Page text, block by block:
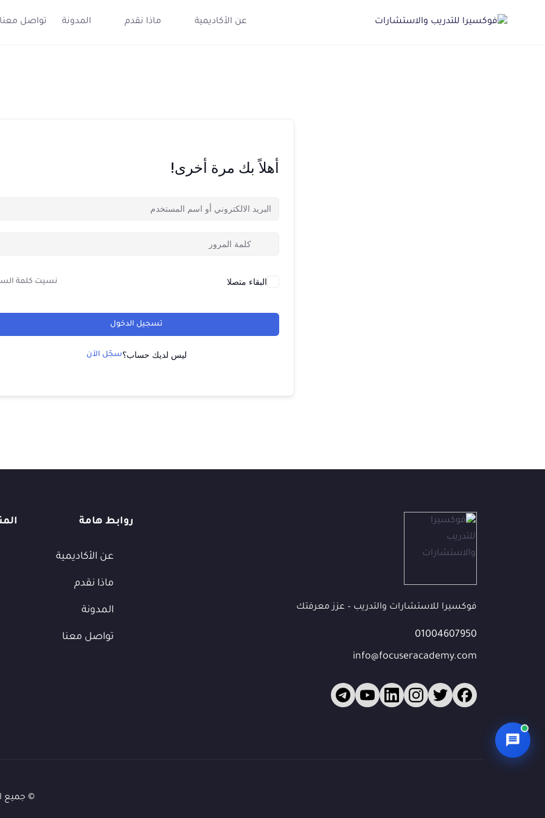
عن الأكاديمية ماذا نقدم المدونة تواصل معنا
أهلاً بك مرة أخرى!
البقاء متصلا نسيت كلمة
تسجيل الدخول
ليس لديك حساب؟سجّل الآن
فوكسيرا للاستشارات والتدريب – عزز معرفتك
01004607950
info@focuseracademy.com
روابط هامة
عن الأكاديمية
ماذا نقدم
المدونة
تواصل معنا
© جميع
عشان نقدر نساعدك أكتر ونتابع معك، محتاجين بيانات بسيطة.
الهاتف / واتساب*
البريد الإلكتروني(اختياري)
الشركة / المؤسسة(اختياري)